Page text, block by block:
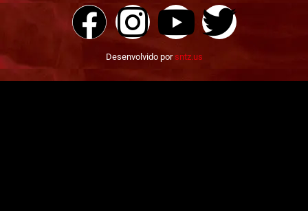
Desenvolvido porsntz.us